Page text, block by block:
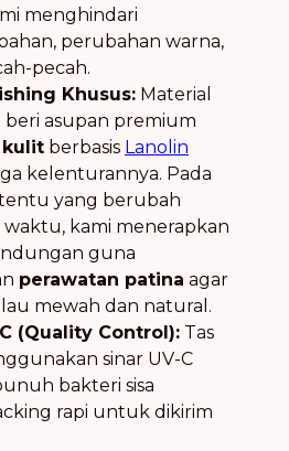
menghindari
perubahan warna,
pecah.
Khusus: Material
beri asupan premium
kulit berbasis Lanolin
kelenturannya. Pada
yang berubah
waktu, kami menerapkan
guna
perawatan patina agar
mewah dan natural.
(Quality Control): Tas
sinar UV-C
bakteri sisa
rapi untuk dikirim